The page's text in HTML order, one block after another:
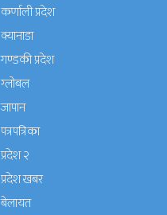
कर्णाली प्रदेश
क्यानाडा
गण्डकी प्रदेश
ग्लोबल
जापान
पत्रपत्रिका
प्रदेश २
प्रदेश खबर
बेलायत